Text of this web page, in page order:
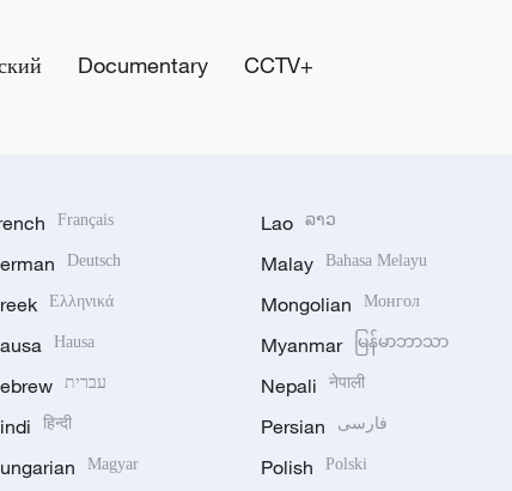
Documentary CCTV+
Français
Deutsch
Ελληνικά
Hausa
עברית
हिन्दी
Magyar
Lao ລາວ
Malay Bahasa Melayu
Mongolian Монгол
Myanmar မြန်မာဘာသာ
Nepali नेपाली
Persian فارسی
Polish Polski